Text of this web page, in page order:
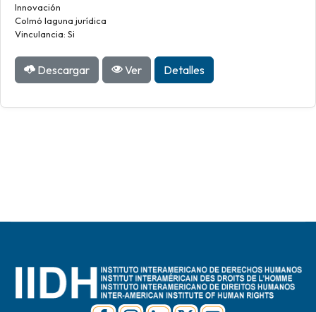
Innovación
Colmó laguna jurídica
Vinculancia: Si
Descargar Ver Detalles